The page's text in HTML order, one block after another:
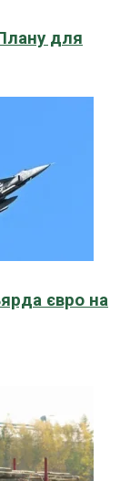
для
євро на